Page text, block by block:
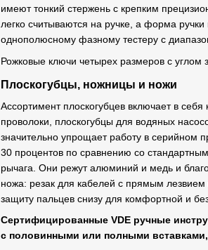
имеют тонкий стержень с крепким
легко считываются на ручке, а форма
однополюсному фазному тестеру с
Рожковые ключи четырех размеров с углом
Плоскогубцы, ножницы и ножи
Ассортимент плоскогубцев включает в
проволоки, плоскогубцы для водяных
значительно упрощает работу в серийном
30 процентов по сравнению со
рычага. Они режут алюминий и медь и
ножа: резак для кабелей с прямым
защиту пальцев снизу для комфортной и
Сертифицированные VDE ручные
с половинными или полными